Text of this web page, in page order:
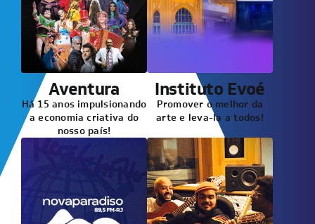
Aventura
Há 15 anos impulsionando
a economia criativa do
nosso país!
Instituto Evoé
Promover o melhor da
arte e leva-la a todos!